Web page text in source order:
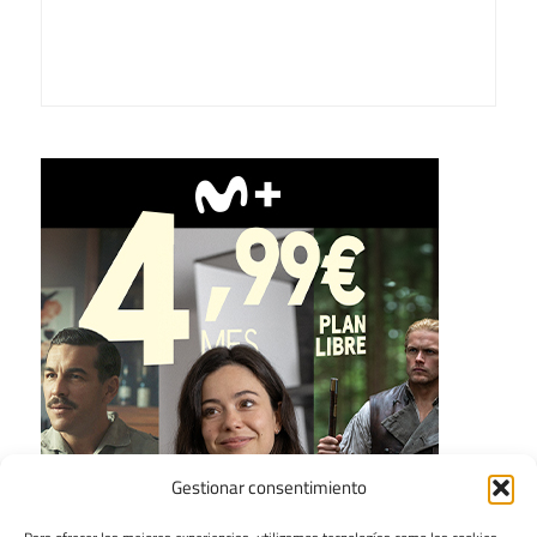
Gestionar consentimiento